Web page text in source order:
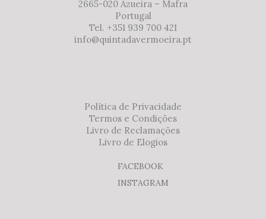
2665-020 Azueira – Mafra
Portugal
Tel. +351 939 700 421
info@quintadavermoeira.pt
Política de Privacidade
Termos e Condições
Livro de Reclamações
Livro de Elogios
FACEBOOK
INSTAGRAM